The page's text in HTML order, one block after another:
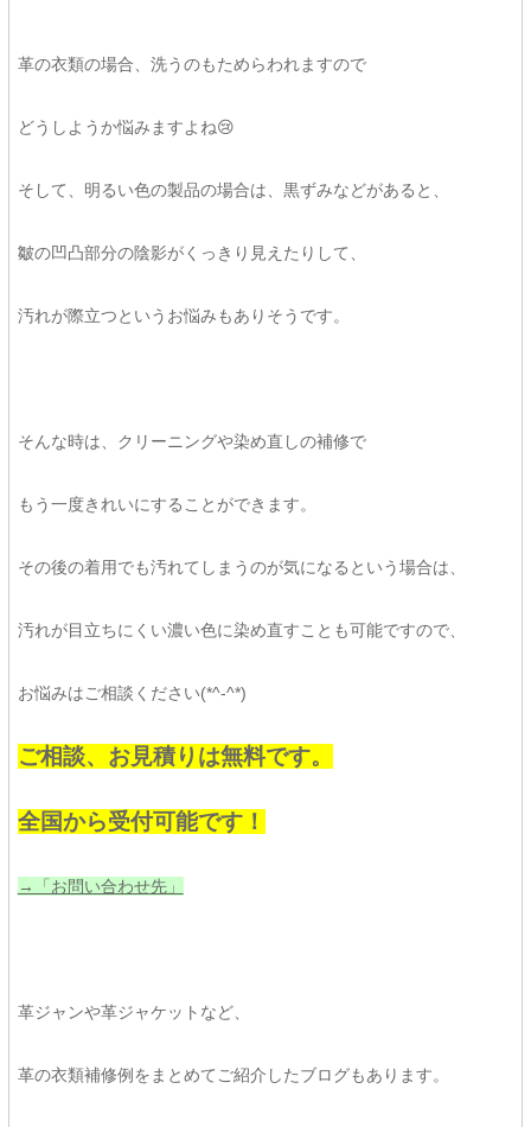
革の衣類の場合、洗うのもためらわれますので
どうしようか悩みますよね😢
そして、明るい色の製品の場合は、黒ずみなどがあると、
皺の凹凸部分の陰影がくっきり見えたりして、
汚れが際立つというお悩みもありそうです。
そんな時は、クリーニングや染め直しの補修で
もう一度きれいにすることができます。
その後の着用でも汚れてしまうのが気になるという場合は、
汚れが目立ちにくい濃い色に染め直すことも可能ですので、
お悩みはご相談ください(*^-^*)
ご相談、お見積りは無料です。
全国から受付可能です！
→「お問い合わせ先」
革ジャンや革ジャケットなど、
革の衣類補修例をまとめてご紹介したブログもあります。